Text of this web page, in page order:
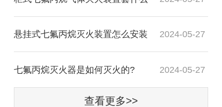
悬挂式七氟丙烷灭火装置怎么安装 2024-05-27
七氟丙烷灭火器是如何灭火的? 2024-05-27
查看更多>>